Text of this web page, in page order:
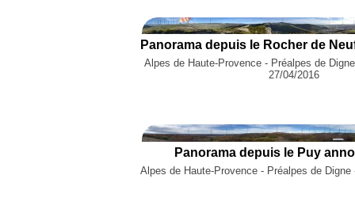
Alpes de Haute-Provence - Préalpes de
27/04/2016
Panorama depuis le Puy
Alpes de Haute-Provence - Préalpes de Digne